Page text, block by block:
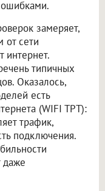
ошибками.
замеряет,
от сети
интернет.
типичных
Оказалось,
есть
(WIFI TPT):
трафик,
подключения.
даже